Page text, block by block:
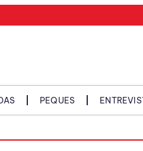
PEQUES